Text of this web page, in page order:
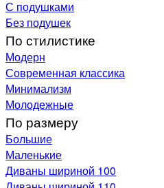
С подушками
Без подушек
По стилистике
Модерн
Современная классика
Минимализм
Молодежные
По размеру
Большие
Маленькие
Диваны шириной 100